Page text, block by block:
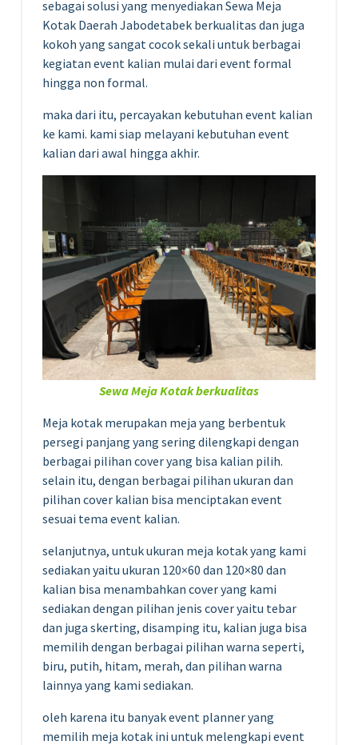
sebagai solusi yang menyediakan Sewa Meja
Kotak Daerah Jabodetabek berkualitas dan juga
kokoh yang sangat cocok sekali untuk berbagai
kegiatan event kalian mulai dari event formal
hingga non formal.
maka dari itu, percayakan kebutuhan event kalian
ke kami. kami siap melayani kebutuhan event
kalian dari awal hingga akhir.
Sewa Meja Kotak berkualitas
Meja kotak merupakan meja yang berbentuk
persegi panjang yang sering dilengkapi dengan
berbagai pilihan cover yang bisa kalian pilih.
selain itu, dengan berbagai pilihan ukuran dan
pilihan cover kalian bisa menciptakan event
sesuai tema event kalian.
selanjutnya, untuk ukuran meja kotak yang kami
sediakan yaitu ukuran 120×60 dan 120×80 dan
kalian bisa menambahkan cover yang kami
sediakan dengan pilihan jenis cover yaitu tebar
dan juga skerting, disamping itu, kalian juga bisa
memilih dengan berbagai pilihan warna seperti,
biru, putih, hitam, merah, dan pilihan warna
lainnya yang kami sediakan.
oleh karena itu banyak event planner yang
memilih meja kotak ini untuk melengkapi event